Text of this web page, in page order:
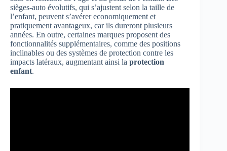
sièges-auto évolutifs, qui s’ajustent selon la taille de
l’enfant, peuvent s’avérer economiquement et
pratiquement avantageux, car ils dureront plusieurs
années. En outre, certaines marques proposent des
fonctionnalités supplémentaires, comme des positions
inclinables ou des systèmes de protection contre les
impacts latéraux, augmentant ainsi la protection
enfant.